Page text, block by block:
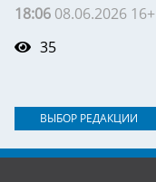
18:06 08.06.2026 16+
35
ВЫБОР РЕДАКЦИИ